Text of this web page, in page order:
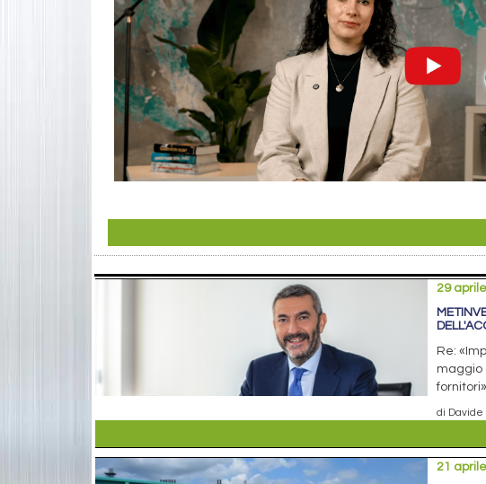
29
Re:
maggio
fornitori»
di Davide
21